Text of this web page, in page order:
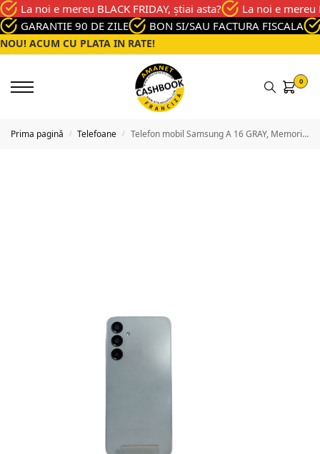
La noi e mereu BLACK FRIDAY, știai asta?
La noi e mereu
GARANTIE 90 DE ZILE
BON SI/SAU FACTURA FISCALA
NOU! ACUM CU PLATA IN RATE!
0
Prima pagină / Telefoane / Telefon mobil Samsung A 16 GRAY, Memorie 128 GB, Stare Buna